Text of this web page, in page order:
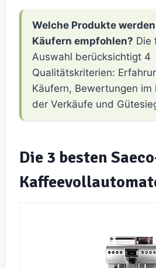
Welche Produkte
Käufern empfohlen? Die
Auswahl berücksichtigt 4
Qualitätskriterien:
Käufern, Bewertungen im
der Verkäufe und
Die 3 besten